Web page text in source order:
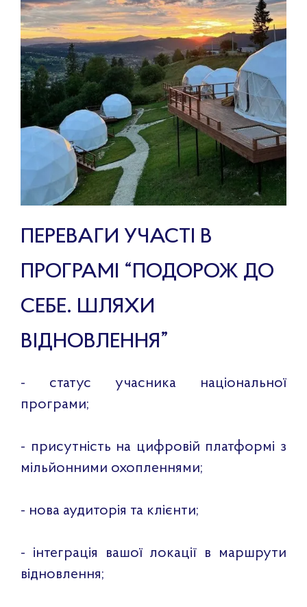
ПЕРЕВАГИ УЧАСТІ В
ПРОГРАМІ “ПОДОРОЖ ДО
СЕБЕ. ШЛЯХИ
ВІДНОВЛЕННЯ”
- статус учасника національної
програми;
- присутність на цифровій платформі з
мільйонними охопленнями;
- нова аудиторія та клієнти;
- інтеграція вашої локації в маршрути
відновлення;